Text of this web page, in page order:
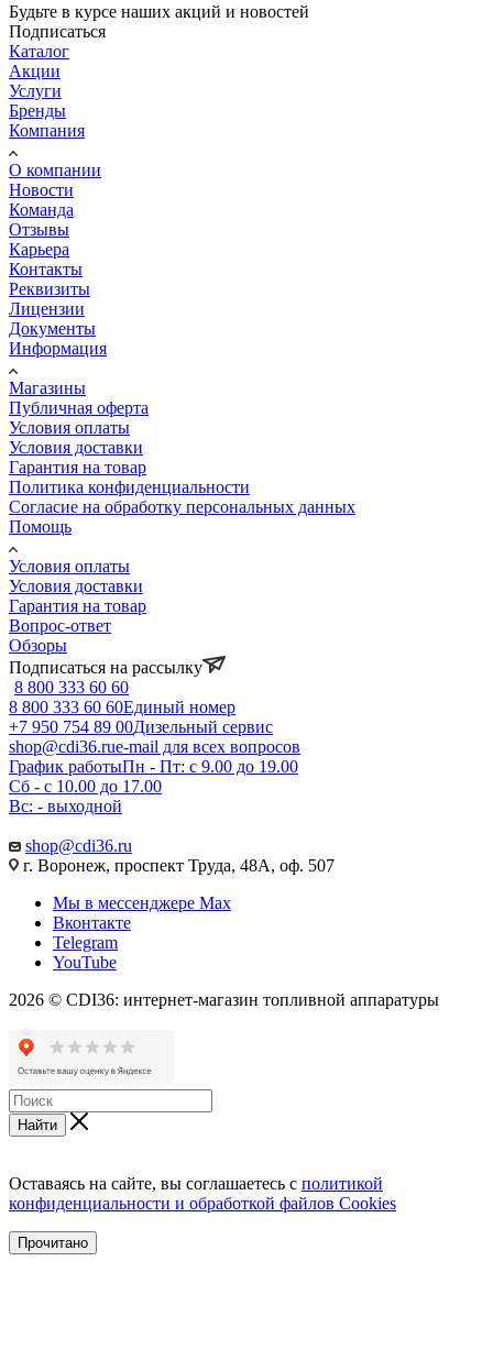
Будьте в курсе наших акций и новостей
Подписаться
Каталог
Акции
Услуги
Бренды
Компания
О компании
Новости
Команда
Отзывы
Карьера
Контакты
Реквизиты
Лицензии
Документы
Информация
Магазины
Публичная оферта
Условия оплаты
Условия доставки
Гарантия на товар
Политика конфиденциальности
Согласие на обработку персональных данных
Помощь
Условия оплаты
Условия доставки
Гарантия на товар
Вопрос-ответ
Обзоры
Подписаться на рассылку
8 800 333 60 60
8 800 333 60 60Единый номер
+7 950 754 89 00Дизельный сервис
shop@cdi36.rue-mail для всех вопросов
График работыПн - Пт: с 9.00 до 19.00
Сб - с 10.00 до 17.00
Вс: - выходной
shop@cdi36.ru
г. Воронеж, проспект Труда, 48А, оф. 507
Мы в мессенджере Max
Вконтакте
Telegram
YouTube
2026 © CDI36: интернет-магазин топливной аппаратуры
Найти
Оставаясь на сайте, вы соглашаетесь с политикой
конфиденциальности и обработкой файлов Cookies
Прочитано